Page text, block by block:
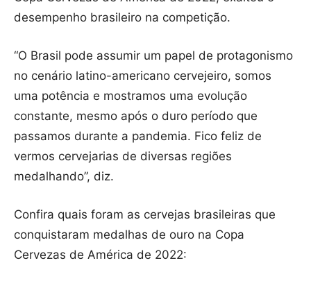
desempenho brasileiro na competição.
“O Brasil pode assumir um papel de protagonismo
no cenário latino-americano cervejeiro, somos
uma potência e mostramos uma evolução
constante, mesmo após o duro período que
passamos durante a pandemia. Fico feliz de
vermos cervejarias de diversas regiões
medalhando”, diz.
Confira quais foram as cervejas brasileiras que
conquistaram medalhas de ouro na Copa
Cervezas de América de 2022: